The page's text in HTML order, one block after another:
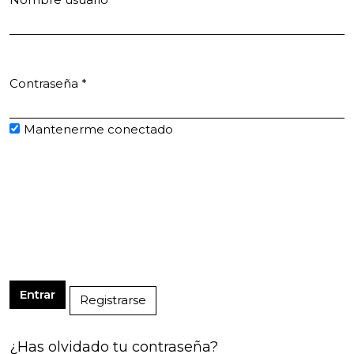
Contraseña *
Mantenerme conectado
Entrar Registrarse
¿Has olvidado tu contraseña?